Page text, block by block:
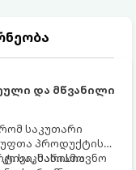
და მწვანილი
საკუთარი
პროდუქტის
საკმარისია
სასიამოვნო